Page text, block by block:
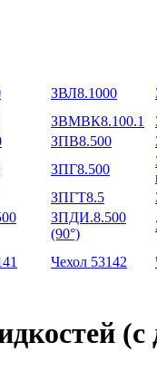
ЗВЛ8.1000
ЗВМВК8.100.1
ЗПВ8.500
ЗПГ8.500
ЗПГТ8.5
ЗПДИ.8.500
(90°)
Чехол 53142
(с